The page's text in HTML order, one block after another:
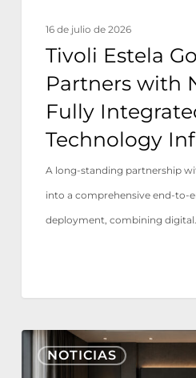
Integrated
Resort
Technology
Infrastructure
16 de julio de 2026
Tivoli Estela
Partners with
Fully
Technology
A long-standing partnership
into a comprehensive end-to-
deployment, combining
NOTICIAS
Nonius
TV+